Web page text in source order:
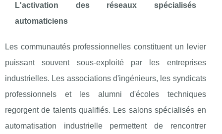
L'activation des réseaux spécialisés
automaticiens
Les communautés professionnelles constituent un levier
puissant souvent sous-exploité par les entreprises
industrielles. Les associations d'ingénieurs, les syndicats
professionnels et les alumni d'écoles techniques
regorgent de talents qualifiés. Les salons spécialisés en
automatisation industrielle permettent de rencontrer